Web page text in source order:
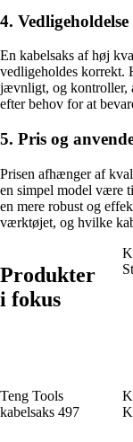
4.
En kabelsaks af høj
vedligeholdes korrekt.
jævnligt, og kontroller,
efter behov for at
5. Pris og
Prisen afhænger af
en simpel model være
en mere robust og
værktøjet, og hvilke
Produkter
i fokus
Teng Tools
kabelsaks 497